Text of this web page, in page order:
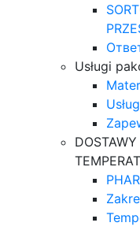
Usługi